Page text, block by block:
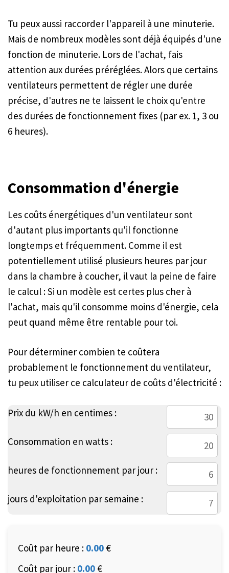
Tu peux aussi raccorder l'appareil à une minuterie.
Mais de nombreux modèles sont déjà équipés d'une
fonction de minuterie. Lors de l'achat, fais
attention aux durées préréglées. Alors que certains
ventilateurs permettent de régler une durée
précise, d'autres ne te laissent le choix qu'entre
des durées de fonctionnement fixes (par ex. 1, 3 ou
6 heures).
Consommation d'énergie
Les coûts énergétiques d'un ventilateur sont
d'autant plus importants qu'il fonctionne
longtemps et fréquemment. Comme il est
potentiellement utilisé plusieurs heures par jour
dans la chambre à coucher, il vaut la peine de faire
le calcul : Si un modèle est certes plus cher à
l'achat, mais qu'il consomme moins d'énergie, cela
peut quand même être rentable pour toi.
Pour déterminer combien te coûtera
probablement le fonctionnement du ventilateur,
tu peux utiliser ce calculateur de coûts d'électricité :
Prix du kW/h en centimes :
Consommation en watts :
heures de fonctionnement par jour :
jours d'exploitation par semaine :
Coût par heure : 0.00€
Coût par jour : 0.00€